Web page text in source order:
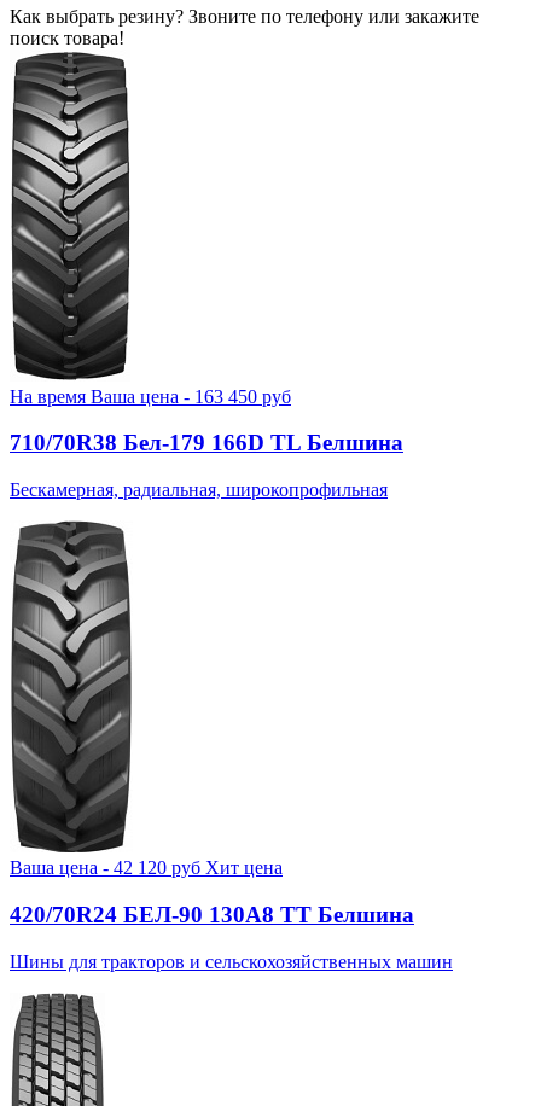
Как выбрать резину? Звоните по телефону или закажите
поиск товара!
На время Ваша цена - 163 450 руб
710/70R38 Бел-179 166D TL Белшина
Бескамерная, радиальная, широкопрофильная
Ваша цена - 42 120 руб Хит цена
420/70R24 БЕЛ-90 130А8 TT Белшина
Шины для тракторов и сельскохозяйственных машин